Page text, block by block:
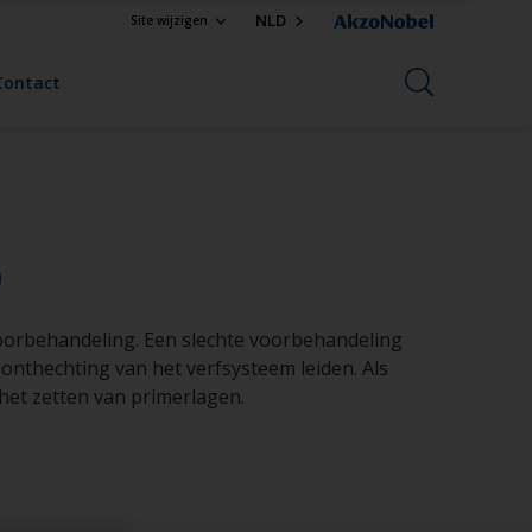
Site wijzigen NLD
Een slechte voorbehandeling
van het verfsysteem leiden. Als
zetten van primerlagen.